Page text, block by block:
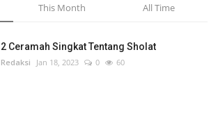
This Month All Time
2 Ceramah Singkat Tentang Sholat
Redaksi Jan 18, 2023 0 60